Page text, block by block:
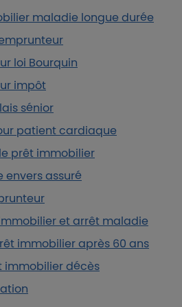
maladie longue durée
loi Bourquin
impôt
sénior
patient cardiaque
prêt immobilier
assuré
et arrêt maladie
immobilier après 60 ans
immobilier décès